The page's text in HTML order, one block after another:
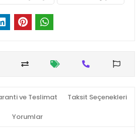
ve Teslimat Taksit Seçenekleri
Yorumlar